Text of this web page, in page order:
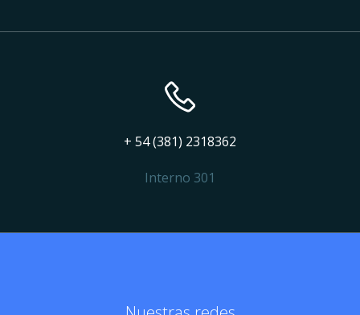
+ 54 (381) 2318362
Interno 301